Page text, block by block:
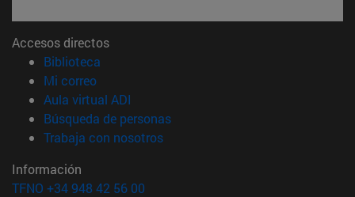
Accesos directos
Biblioteca
Mi correo(abre en nueva ventana)
Aula virtual ADI
Búsqueda de personas(abre en nueva ventana)
Trabaja con nosotros(abre en nueva ventana)
Información
TFNO +34 948 42 56 00